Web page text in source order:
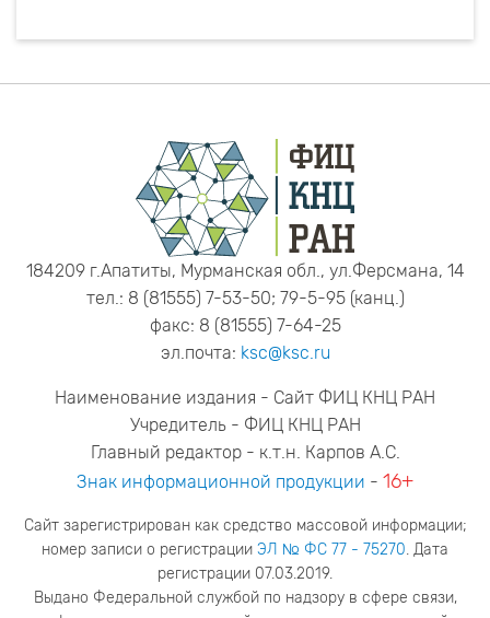
184209 г.Апатиты, Мурманская обл., ул.Ферсмана, 14
тел.: 8 (81555) 7-53-50; 79-5-95 (канц.)
факс: 8 (81555) 7-64-25
эл.почта: ksc@ksc.ru
Наименование издания - Сайт ФИЦ КНЦ РАН
Учредитель - ФИЦ КНЦ РАН
Главный редактор - к.т.н. Карпов А.С.
Знак информационной продукции - 16+
Сайт зарегистрирован как средство массовой информации;
номер записи о регистрации ЭЛ № ФС 77 - 75270. Дата
регистрации 07.03.2019.
Выдано Федеральной службой по надзору в сфере связи,